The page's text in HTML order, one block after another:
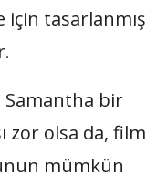
tasarlanmış
Samantha bir
zor olsa da, film
mümkün